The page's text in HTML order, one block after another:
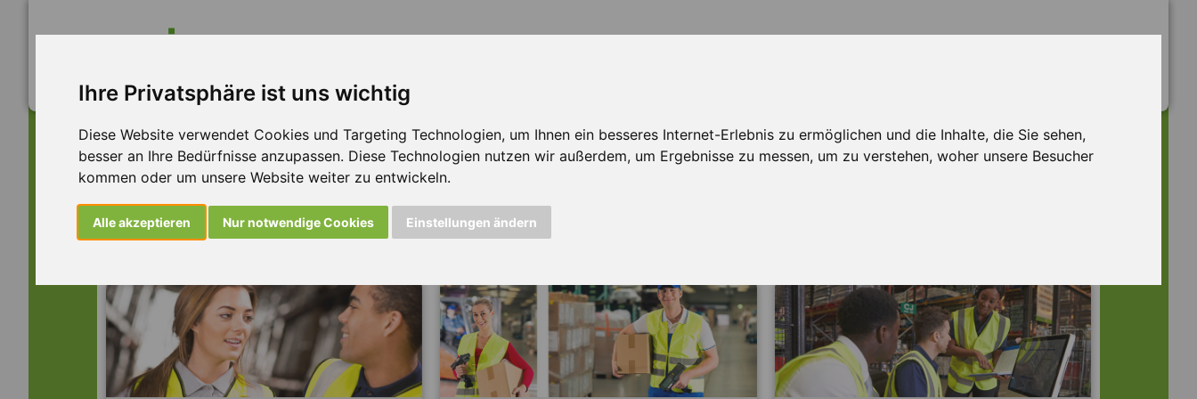
Ihre Privatsphäre ist uns wichtig
Diese Website verwendet Cookies und Targeting Technologien, um Ihnen ein besseres Internet-Erlebnis zu ermöglichen und die Inhalte, die Sie sehen,
besser an Ihre Bedürfnisse anzupassen. Diese Technologien nutzen wir außerdem, um Ergebnisse zu messen, um zu verstehen, woher unsere Besucher
kommen oder um unsere Website weiter zu entwickeln.
Alle akzeptieren Nur notwendige Cookies Einstellungen ändern
Dieser Job ist leider nicht mehr verfügbar ...
... aber vielleicht ist hier etwas dabei: